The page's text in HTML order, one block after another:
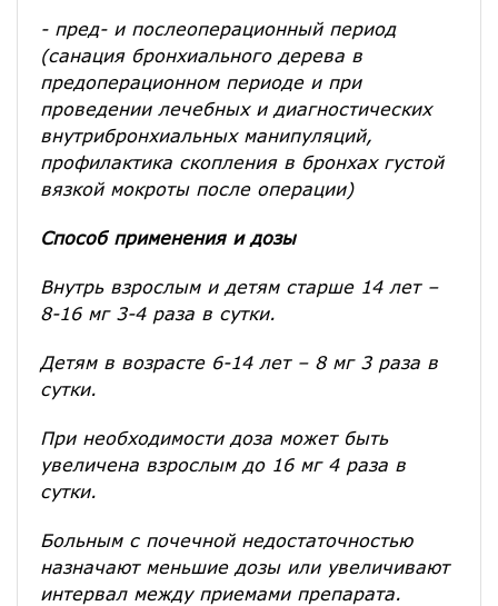
- пред- и послеоперационный период
(санация бронхиального дерева в
предоперационном периоде и при
проведении лечебных и диагностических
внутрибронхиальных манипуляций,
профилактика скопления в бронхах густой
вязкой мокроты после операции)
Способ применения и дозы
Внутрь взрослым и детям старше 14 лет –
8-16 мг 3-4 раза в сутки.
Детям в возрасте 6-14 лет – 8 мг 3 раза в
сутки.
При необходимости доза может быть
увеличена взрослым до 16 мг 4 раза в
сутки.
Больным с почечной недостаточностью
назначают меньшие дозы или увеличивают
интервал между приемами препарата.